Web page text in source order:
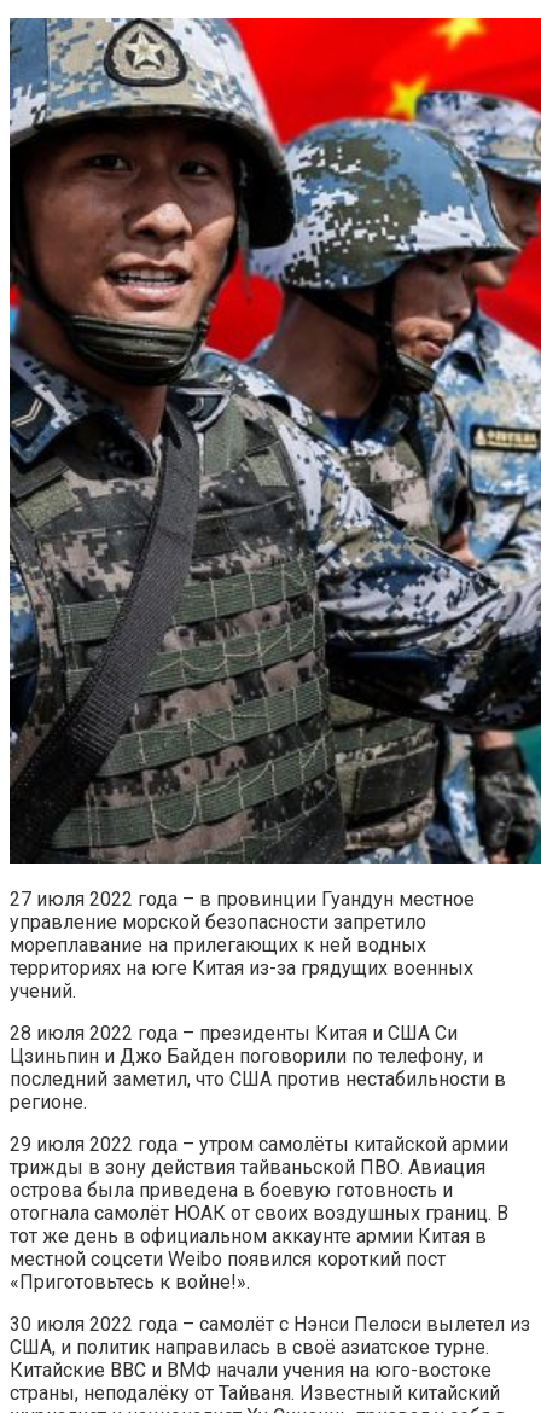
27 июля 2022 года – в провинции Гуандун местное
управление морской безопасности запретило
мореплавание на прилегающих к ней водных
территориях на юге Китая из-за грядущих военных
учений.
28 июля 2022 года – президенты Китая и США Си
Цзиньпин и Джо Байден поговорили по телефону, и
последний заметил, что США против нестабильности в
регионе.
29 июля 2022 года – утром самолёты китайской армии
трижды в зону действия тайваньской ПВО. Авиация
острова была приведена в боевую готовность и
отогнала самолёт НОАК от своих воздушных границ. В
тот же день в официальном аккаунте армии Китая в
местной соцсети Weibo появился короткий пост
«Приготовьтесь к войне!».
30 июля 2022 года – самолёт с Нэнси Пелоси вылетел из
США, и политик направилась в своё азиатское турне.
Китайские ВВС и ВМФ начали учения на юго-востоке
страны, неподалёку от Тайваня. Известный китайский